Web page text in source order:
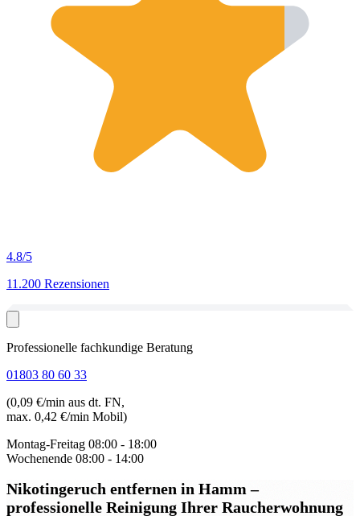
4.8/5
11.200 Rezensionen
Professionelle fachkundige Beratung
01803 80 60 33
(0,09 €/min aus dt. FN,
max. 0,42 €/min Mobil)
Montag-Freitag 08:00 - 18:00
Wochenende 08:00 - 14:00
Nikotingeruch entfernen in Hamm–
professionelle Reinigung Ihrer Raucherwohnung